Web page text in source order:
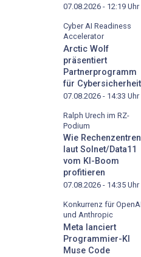
07.08.2026 - 12:19 Uhr
Cyber AI Readiness
Accelerator
Arctic Wolf
präsentiert
Partnerprogramm
für Cybersicherheit
07.08.2026 - 14:33 Uhr
Ralph Urech im RZ-
Podium
Wie Rechenzentren
laut Solnet/Data11
vom KI-Boom
profitieren
07.08.2026 - 14:35 Uhr
Konkurrenz für
und Anthropic
Meta lanciert
Programmier-KI
Muse Code